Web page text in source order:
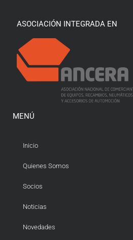
ASOCIACIÓN INTEGRADA EN
MENÚ
Inicio
Quienes Somos
Socios
Noticias
Novedades